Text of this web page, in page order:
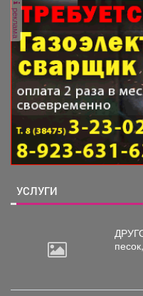
реклама
УСЛУГИ